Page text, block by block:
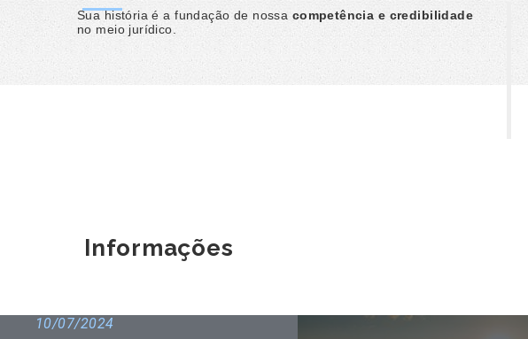
Sua história é a fundação de nossa competência e credibilidade
no meio jurídico.
Informações
10/07/2024